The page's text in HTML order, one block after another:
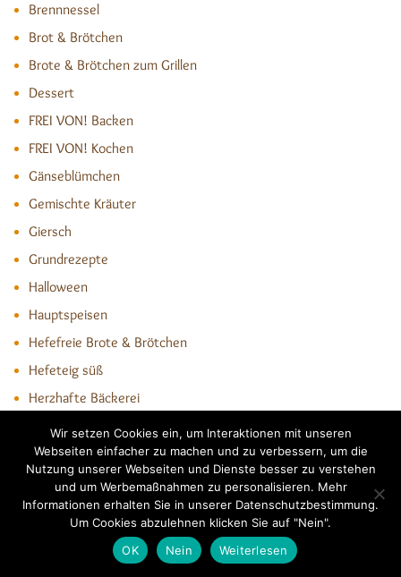
Brennnessel
Brot & Brötchen
Brote & Brötchen zum Grillen
Dessert
FREI VON! Backen
FREI VON! Kochen
Gänseblümchen
Gemischte Kräuter
Giersch
Grundrezepte
Halloween
Hauptspeisen
Hefefreie Brote & Brötchen
Hefeteig süß
Herzhafte Bäckerei
Herzhaftes
Kindergeburtstag
Kornblumen
Kuchen & Strudel
Mehlmischungen
Wir setzen Cookies ein, um Interaktionen mit unseren
Webseiten einfacher zu machen und zu verbessern, um die
Nutzung unserer Webseiten und Dienste besser zu verstehen
und um Werbemaßnahmen zu personalisieren. Mehr
Informationen erhalten Sie in unserer Datenschutzbestimmung.
Um Cookies abzulehnen klicken Sie auf "Nein".
OK
Nein Weiterlesen